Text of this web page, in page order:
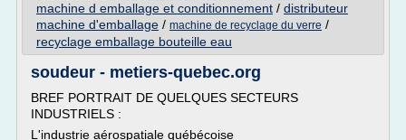
machine d emballage et conditionnement / distributeur
machine d'emballage / machine de recyclage du verre /
recyclage emballage bouteille eau
soudeur - metiers-quebec.org
BREF PORTRAIT DE QUELQUES SECTEURS
INDUSTRIELS :
L'industrie aérospatiale québécoise